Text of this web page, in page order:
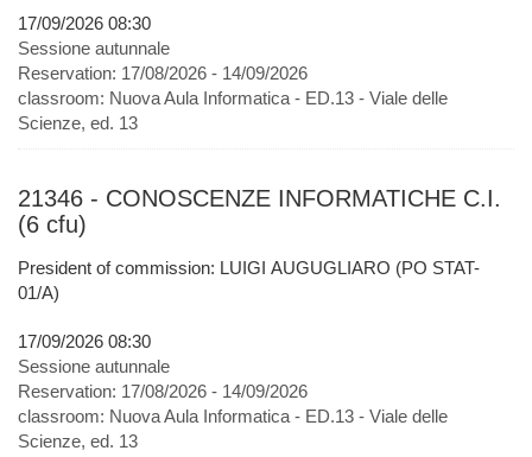
17/09/2026 08:30
Sessione autunnale
Reservation: 17/08/2026 - 14/09/2026
classroom: Nuova Aula Informatica - ED.13 - Viale delle
Scienze, ed. 13
21346 - CONOSCENZE INFORMATICHE C.I.
(6 cfu)
President of commission: LUIGI AUGUGLIARO (PO STAT-
01/A)
17/09/2026 08:30
Sessione autunnale
Reservation: 17/08/2026 - 14/09/2026
classroom: Nuova Aula Informatica - ED.13 - Viale delle
Scienze, ed. 13